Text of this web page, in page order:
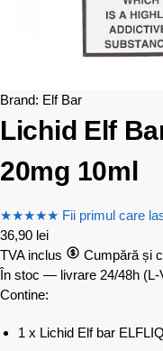
Brand: Elf Bar
Lichid Elf
20mg 10ml
★★★★★ Fii primul care
36,90 lei
TVA inclus
Cumpără și
În stoc — livrare 24/48h (L-
Contine:
1 x Lichid Elf bar